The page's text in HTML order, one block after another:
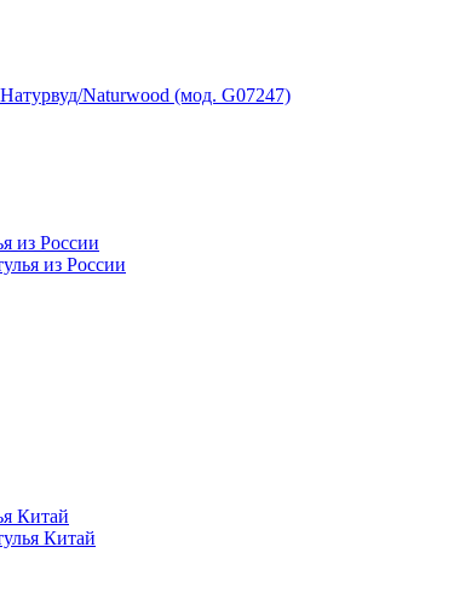
Naturwood (мод. G07247)
из России
из России
Китай
Китай